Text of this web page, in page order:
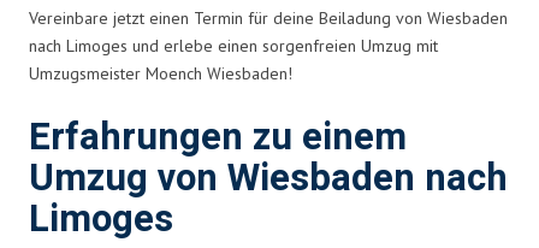
Vereinbare jetzt einen Termin für deine Beiladung von Wiesbaden
nach Limoges und erlebe einen sorgenfreien Umzug mit
Umzugsmeister Moench Wiesbaden!
Erfahrungen zu einem
Umzug von Wiesbaden nach
Limoges